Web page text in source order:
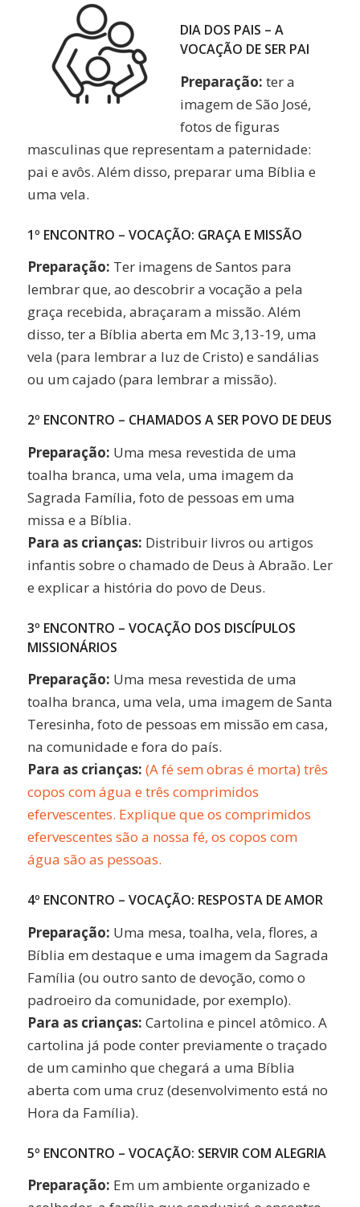
DIA DOS PAIS – A
VOCAÇÃO DE SER PAI
Preparação: ter a
imagem de São José,
fotos de figuras
masculinas que representam a paternidade:
pai e avôs. Além disso, preparar uma Bíblia e
uma vela.
1º ENCONTRO – VOCAÇÃO: GRAÇA E MISSÃO
Preparação: Ter imagens de Santos para
lembrar que, ao descobrir a vocação a pela
graça recebida, abraçaram a missão. Além
disso, ter a Bíblia aberta em Mc 3,13-19, uma
vela (para lembrar a luz de Cristo) e sandálias
ou um cajado (para lembrar a missão).
2º ENCONTRO – CHAMADOS A SER POVO DE DEUS
Preparação: Uma mesa revestida de uma
toalha branca, uma vela, uma imagem da
Sagrada Família, foto de pessoas em uma
missa e a Bíblia.
Para as crianças: Distribuir livros ou artigos
infantis sobre o chamado de Deus à Abraão. Ler
e explicar a história do povo de Deus.
3º ENCONTRO – VOCAÇÃO DOS DISCÍPULOS
MISSIONÁRIOS
Preparação: Uma mesa revestida de uma
toalha branca, uma vela, uma imagem de Santa
Teresinha, foto de pessoas em missão em casa,
na comunidade e fora do país.
Para as crianças: (A fé sem obras é morta) três
copos com água e três comprimidos
efervescentes. Explique que os comprimidos
efervescentes são a nossa fé, os copos com
água são as pessoas.
4º ENCONTRO – VOCAÇÃO: RESPOSTA DE AMOR
Preparação: Uma mesa, toalha, vela, flores, a
Bíblia em destaque e uma imagem da Sagrada
Família (ou outro santo de devoção, como o
padroeiro da comunidade, por exemplo).
Para as crianças: Cartolina e pincel atômico. A
cartolina já pode conter previamente o traçado
de um caminho que chegará a uma Bíblia
aberta com uma cruz (desenvolvimento está no
Hora da Família).
5º ENCONTRO – VOCAÇÃO: SERVIR COM ALEGRIA
Preparação: Em um ambiente organizado e